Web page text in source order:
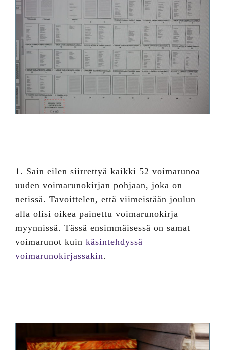
1. Sain eilen siirrettyä kaikki 52 voimarunoa
uuden voimarunokirjan pohjaan, joka on
netissä. Tavoittelen, että viimeistään joulun
alla olisi oikea painettu voimarunokirja
myynnissä. Tässä ensimmäisessä on samat
voimarunot kuin käsintehdyssä
voimarunokirjassakin.